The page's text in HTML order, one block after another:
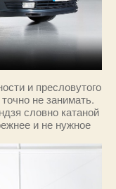
и пресловутого
не занимать.
словно катаной
и не нужное